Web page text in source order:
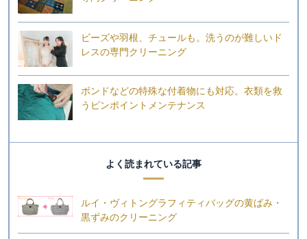
ビーズや羽根、チュールも。洗うのが難しいド
レスの専門クリーニング
ボンドなどの特殊な付着物にも対応。衣類を救
うピンポイントメンテナンス
よく読まれている記事
ルイ・ヴィトングラフィティバッグの黄ばみ・
黒ずみのクリーニング